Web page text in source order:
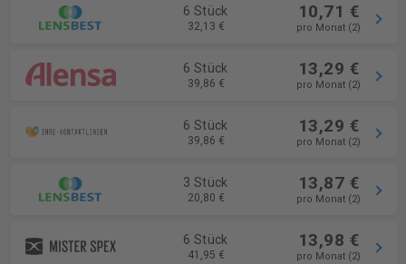
6 Stück
32,13 €
10,71 €
pro Monat (2)
6 Stück
39,86 €
13,29 €
pro Monat (2)
6 Stück
39,86 €
13,29 €
pro Monat (2)
3 Stück
20,80 €
13,87 €
pro Monat (2)
6 Stück
41,95 €
13,98 €
pro Monat (2)